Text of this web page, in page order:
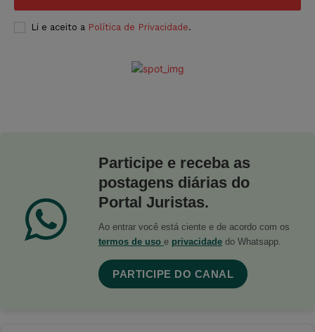
Li e aceito a Política de Privacidade.
Participe e receba as
postagens diárias do
Portal Juristas.
Ao entrar você está ciente e de acordo com os
termos de uso e privacidade do Whatsapp.
PARTICIPE DO CANAL